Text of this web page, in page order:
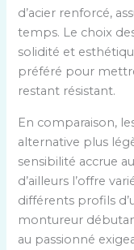
d’acier renforcé,
temps. Le choix
solidité et
préféré pour
restant résistant.
En comparaison,
alternative plus
sensibilité accrue
d’ailleurs l’offre
différents profils
montureur
au passionné